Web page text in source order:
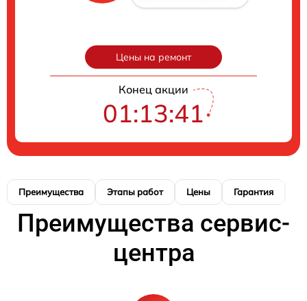
Цены на ремонт
Конец акции
01:13:40
Преимущества Этапы работ Цены Гарантия
Преимущества сервис-
центра